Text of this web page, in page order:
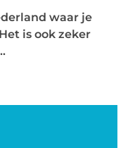
waar je
is ook zeker